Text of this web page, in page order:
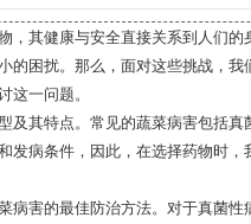
，其健康与安全直接关系到人们
的困扰。那么，面对这些挑战，
一问题。
及其特点。常见的蔬菜病害包括
发病条件，因此，在选择药物时
病害的最佳防治方法。对于真菌